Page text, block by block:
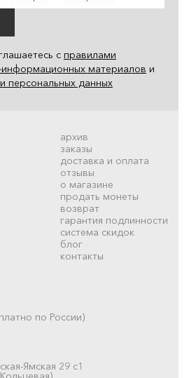
с правилами
информационных материалов и
персональных данных
архив
заказы
доставка и оплата
отзывы
о магазине
продать монеты
возврат
гарантия подлинности
система скидок
блог
контакты
по России)
Ямская 29 с1